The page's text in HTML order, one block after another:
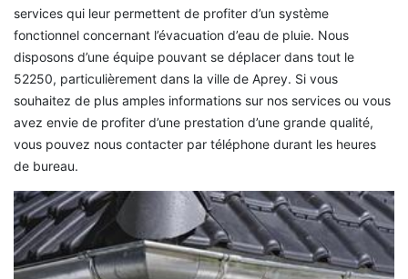
services qui leur permettent de profiter d’un système
fonctionnel concernant l’évacuation d’eau de pluie. Nous
disposons d’une équipe pouvant se déplacer dans tout le
52250, particulièrement dans la ville de Aprey. Si vous
souhaitez de plus amples informations sur nos services ou vous
avez envie de profiter d’une prestation d’une grande qualité,
vous pouvez nous contacter par téléphone durant les heures
de bureau.